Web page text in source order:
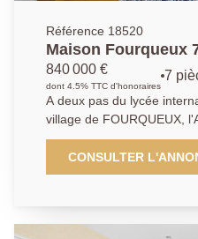
Référence 18520
Maison Fourqueux
840 000 €
dont 4.5% TTC d'honoraires
7
A deux pas du lycée
village de FOURQUEUX,
propose une maison
170 m2 au sol. Elle
chambres dont 1 suite
espace média complètent
CONSULTER